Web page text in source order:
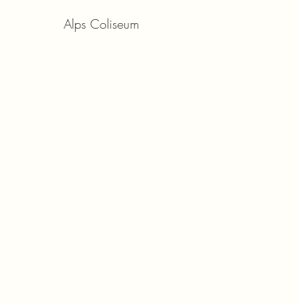
Alps Coliseum